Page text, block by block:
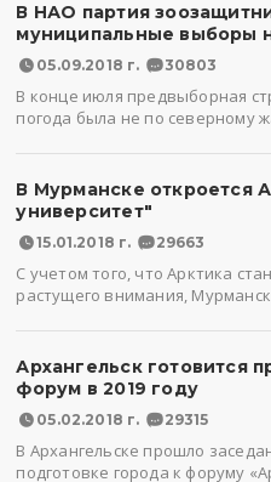
В НАО партия
муниципальные выборы
05.09.2018 г. 30803
В конце июля предвыборная
погода была не по северному
В Мурманске откроется
университет"
15.01.2018 г. 29663
С учетом того, что Арктика
растущего внимания,
Архангельск готовится
форум в 2019 году
05.02.2018 г. 29315
В Архангельске прошло
подготовке города к форуму